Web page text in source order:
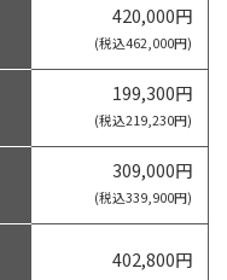
420,000円
(税込462,000円)
199,300円
(税込219,230円)
309,000円
(税込339,900円)
402,800円